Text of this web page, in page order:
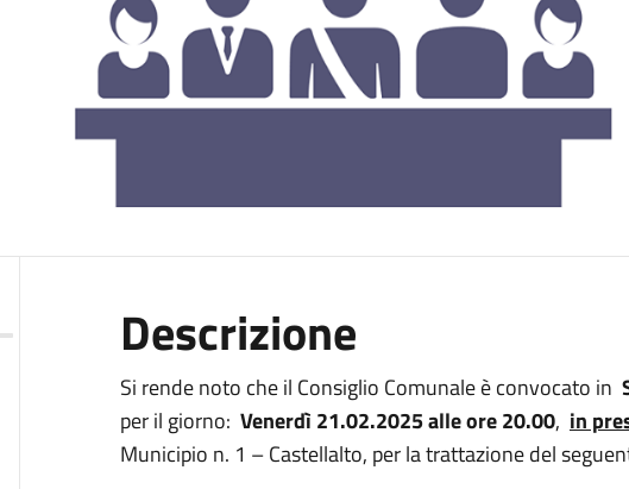
Descrizione
Si rende noto che il Consiglio Comunale è convocato in
per il giorno: Venerdì 21.02.2025 alle ore 20.00, in
Municipio n. 1 – Castellalto, per la trattazione del